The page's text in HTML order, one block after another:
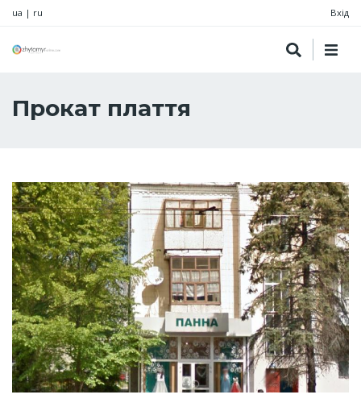
ua | ru Вхід
Прокат плаття